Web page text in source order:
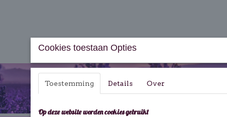
Cookies toestaan Opties
Toestemming Details Over
Op deze website worden cookies gebruikt